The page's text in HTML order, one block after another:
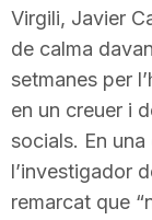
a
t
d
Virgili, Javier
de calma
setmanes per
en un creuer i
socials. En una
l’investigador
remarcat que